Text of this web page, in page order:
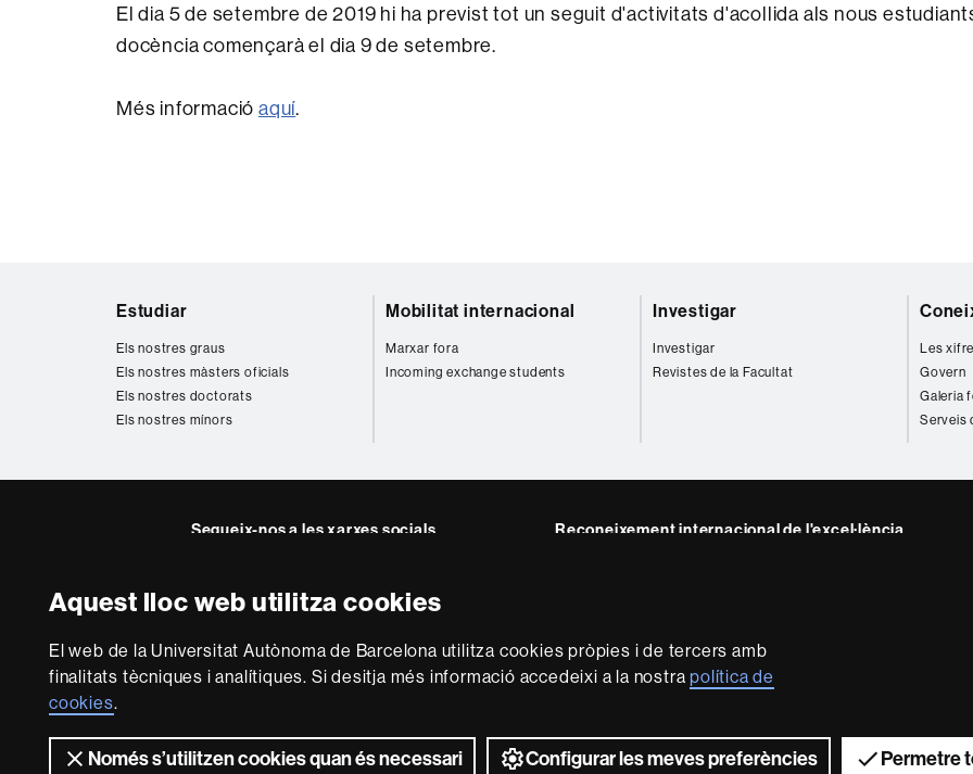
Aquest lloc web utilitza cookies
El web de la Universitat Autònoma de Barcelona utilitza cookies pròpies i de tercers amb
finalitats tècniques i analítiques. Si desitja més informació accedeixi a la nostrapolítica de
cookies.
Només s’utilitzen cookies quan és necessari Configurar les meves preferències Permetre
El dia 5 de setembre de 2019 hi ha previst tot un seguit d'activitats d'acollida als nous
docència començarà el dia 9 de setembre.
Més informacióaquí.
Estudiar
Els nostres graus
Els nostres màsters oficials
Els nostres doctorats
Els nostres mínors
Mobilitat internacional
Marxar fora
Incoming exchange students
Investigar
Investigar
Revistes de la Facultat
Les
Govern
Galeria
Serveis
Segueix-nos a les xarxes socials
FFLFFLFFLFFLUAB
Reconeixement internacional de l'excel·lència
Sobre
aquest
web
2026 Universitat Autònoma de Barcelona